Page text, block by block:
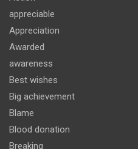
appreciable
Appreciation
Awarded
awareness
Best wishes
Big achievement
Blame
Blood donation
Breaking